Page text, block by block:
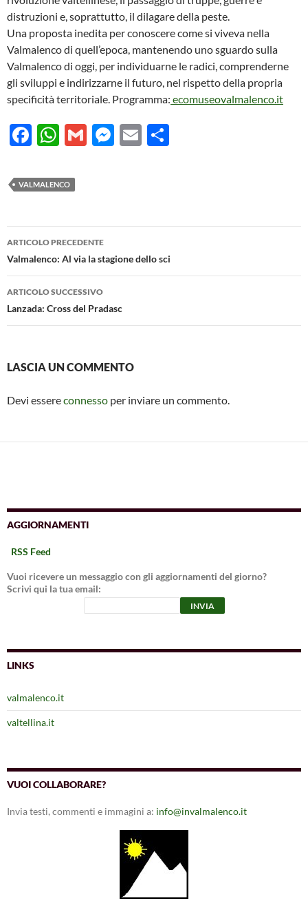
distruzioni e, soprattutto, il dilagare della peste.
Una proposta inedita per conoscere come si viveva nella
Valmalenco di quell’epoca, mantenendo uno sguardo sulla
Valmalenco di oggi, per individuarne le radici, comprenderne
gli sviluppi e indirizzarne il futuro, nel rispetto della propria
specificità territoriale. Programma: ecomuseovalmalenco.it
F
e
b
o
o
k
W
at
s
A
p
p
G
M
g
E
vi
VALMALENCO
Navigazione
articolo
ARTICOLO PRECEDENTE
Valmalenco: Al via la stagione dello sci
ARTICOLO SUCCESSIVO
Lanzada: Cross del Pradasc
LASCIA UN COMMENTO
Devi essereconnesso per inviare un commento.
AGGIORNAMENTI
RSS Feed
Vuoi ricevere un messaggio con gli aggiornamenti del giorno?
Scrivi qui la tua email:
LINKS
valmalenco.it
valtellina.it
VUOI COLLABORARE?
Invia testi, commenti e immagini a: info@invalmalenco.it